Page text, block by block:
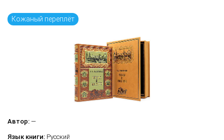
Кожаный переплёт
Автор: —
Язык книги: Русский